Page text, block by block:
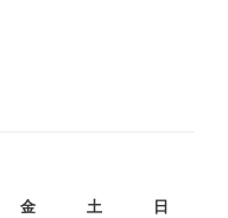
金 土 日